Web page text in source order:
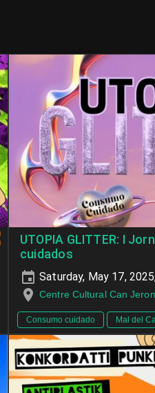
UTOPIA GLITTER: I
cuidados
Saturday, May 17,
Centre Cultural Can
Consumo cuidado Mal del